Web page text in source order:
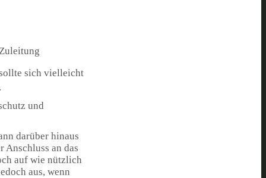
sich vielleicht
und
darüber hinaus
an das
auf wie nützlich
aus, wenn